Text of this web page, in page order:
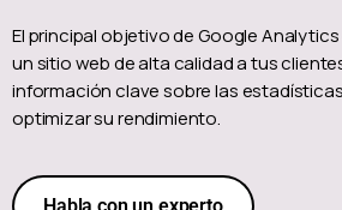
El principal objetivo de Google
un sitio web de alta calidad a tus
información clave sobre las
optimizar su rendimiento.